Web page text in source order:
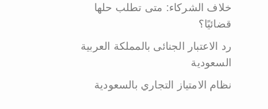
خلاف الشركاء: متى تطلب حلها
قضائيًا؟
رد الاعتبار الجنائى بالمملكة العربية
السعودية
نظام الامتياز التجاري بالسعودية